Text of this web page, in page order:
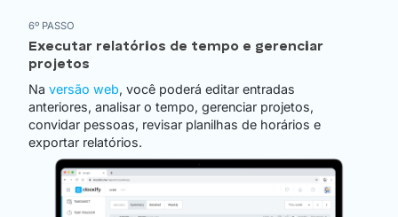
6º PASSO
Executar relatórios de tempo e gerenciar
projetos
Na versão web, você poderá editar entradas
anteriores, analisar o tempo, gerenciar projetos,
convidar pessoas, revisar planilhas de horários e
exportar relatórios.